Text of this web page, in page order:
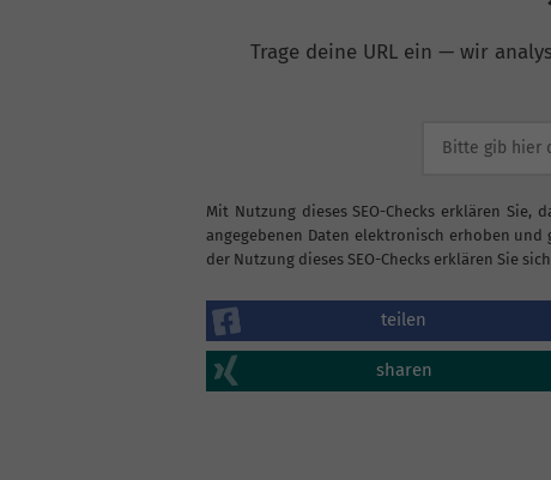
Trage deine URL ein — wir
Mit Nutzung dieses SEO-Checks erklären Sie,
angegebenen Daten elektronisch erhoben und
der Nutzung dieses SEO-Checks erklären Sie
teilen
sharen